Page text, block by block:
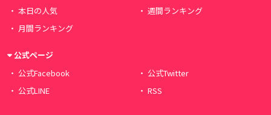
本日の人気
週間ランキング
月間ランキング
公式ページ
公式Facebook
公式Twitter
公式LINE
RSS